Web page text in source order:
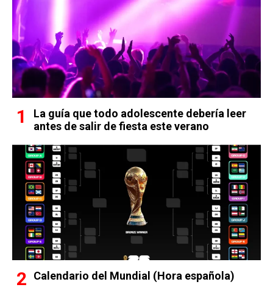
La guía que todo adolescente debería leer
antes de salir de fiesta este verano
Calendario del Mundial (Hora española)